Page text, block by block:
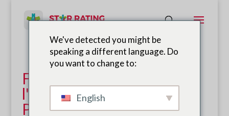
Formation récente à
l'évaluation SR4S aux
Philippines
We've detected you might be
speaking a different language. Do
you want to change to:
English